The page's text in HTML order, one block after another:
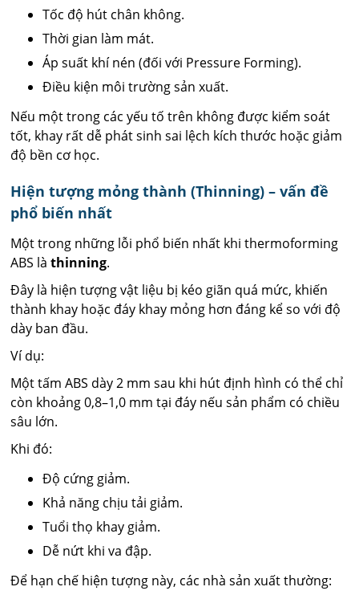
Tốc độ hút chân không.
Thời gian làm mát.
Áp suất khí nén (đối với Pressure Forming).
Điều kiện môi trường sản xuất.
Nếu một trong các yếu tố trên không được kiểm soát
tốt, khay rất dễ phát sinh sai lệch kích thước hoặc giảm
độ bền cơ học.
Hiện tượng mỏng thành (Thinning) – vấn đề
phổ biến nhất
Một trong những lỗi phổ biến nhất khi thermoforming
ABS làthinning.
Đây là hiện tượng vật liệu bị kéo giãn quá mức, khiến
thành khay hoặc đáy khay mỏng hơn đáng kể so với độ
dày ban đầu.
Ví dụ:
Một tấm ABS dày 2 mm sau khi hút định hình có thể chỉ
còn khoảng 0,8–1,0 mm tại đáy nếu sản phẩm có chiều
sâu lớn.
Khi đó:
Độ cứng giảm.
Khả năng chịu tải giảm.
Tuổi thọ khay giảm.
Dễ nứt khi va đập.
Để hạn chế hiện tượng này, các nhà sản xuất thường: